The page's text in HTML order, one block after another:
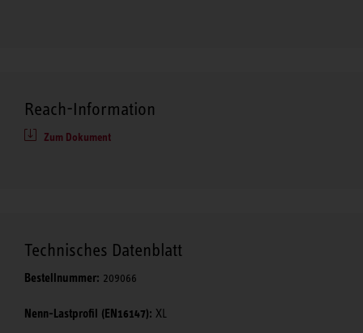
Reach-Information
Zum Dokument
Technisches Datenblatt
Bestellnummer: 209066
Nenn-Lastprofil (EN16147): XL